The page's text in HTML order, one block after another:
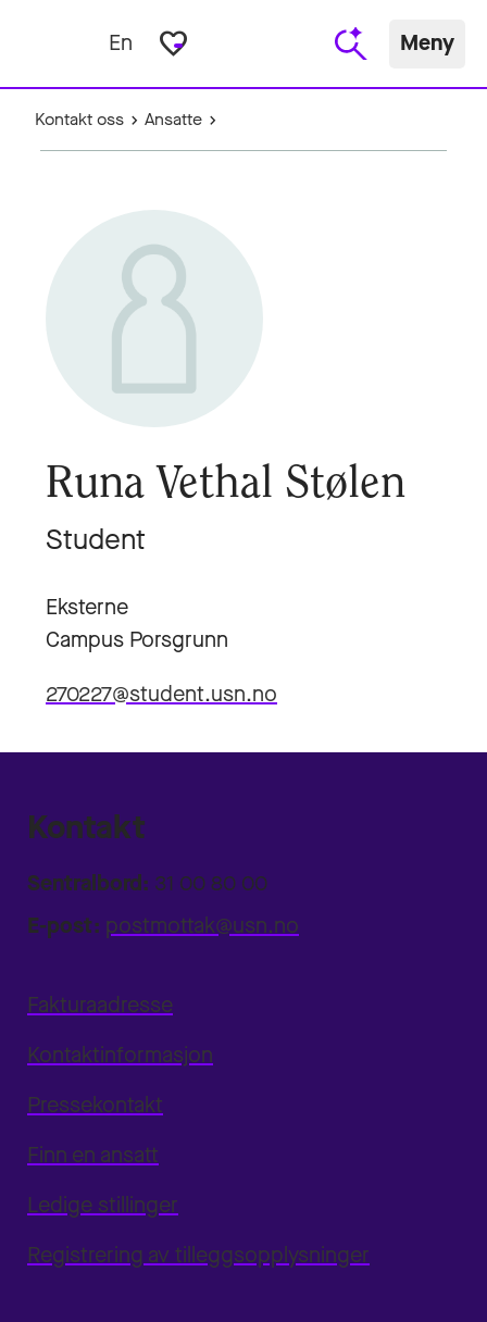
En favorite_border Meny
Kontakt oss Ansatte
Runa Vethal Stølen
Student
Eksterne
Campus Porsgrunn
270227@student.usn.no
Kontakt
Sentralbord: 31 00 80 00
E-post: postmottak@usn.no
Fakturaadresse
Kontaktinformasjon
Pressekontakt
Finn en ansatt
Ledige stillinger
Registrering av tilleggsopplysninger